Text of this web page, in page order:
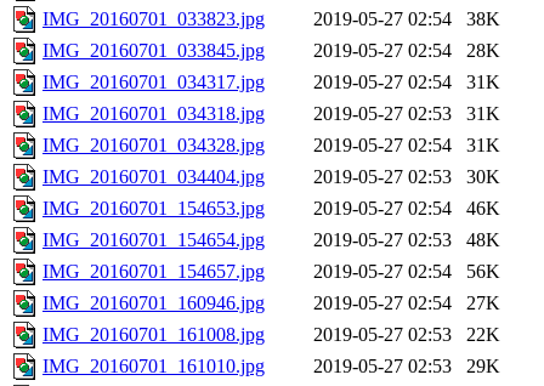
IMG_20160701_033823.jpg
2019-05-27 02:54
38K
IMG_20160701_033845.jpg
2019-05-27 02:54
28K
IMG_20160701_034317.jpg
2019-05-27 02:54
31K
IMG_20160701_034318.jpg
2019-05-27 02:53
31K
IMG_20160701_034328.jpg
2019-05-27 02:54
31K
IMG_20160701_034404.jpg
2019-05-27 02:53
30K
IMG_20160701_154653.jpg
2019-05-27 02:54
46K
IMG_20160701_154654.jpg
2019-05-27 02:53
48K
IMG_20160701_154657.jpg
2019-05-27 02:54
56K
IMG_20160701_160946.jpg
2019-05-27 02:54
27K
IMG_20160701_161008.jpg
2019-05-27 02:53
22K
IMG_20160701_161010.jpg
2019-05-27 02:53
29K